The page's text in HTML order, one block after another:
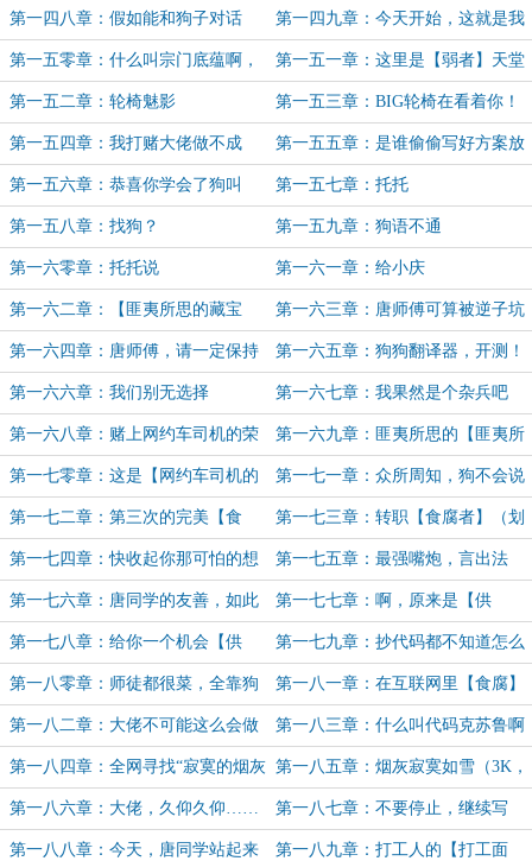
都是【弱者】
第一四八章：假如能和狗子对话 第一四九章：今天开始，这就是我
们宗门别院了！
第一五零章：什么叫宗门底蕴啊，
战术后仰！
第一五一章：这里是【弱者】天堂
吗？
第一五二章：轮椅魅影 第一五三章：BIG轮椅在看着你！
第一五四章：我打赌大佬做不成 第一五五章：是谁偷偷写好方案放
在我的桌面
第一五六章：恭喜你学会了狗叫 第一五七章：托托
第一五八章：找狗？ 第一五九章：狗语不通
第一六零章：托托说 第一六一章：给小庆
第一六二章：【匪夷所思的藏宝
术】（为StevenZ加更9/10）
第一六三章：唐师傅可算被逆子坑
死了
第一六四章：唐师傅，请一定保持
微笑
第一六五章：狗狗翻译器，开测！
（为StevenZ加更10/10）
第一六六章：我们别无选择 第一六七章：我果然是个杂兵吧
（求月票）
第一六八章：赌上网约车司机的荣
耀（为hallliana加更1/10）
第一六九章：匪夷所思的【匪夷所
思的藏宝术】
第一七零章：这是【网约车司机的
荣耀】
第一七一章：众所周知，狗不会说
话（为hallliana加更2/10）
第一七二章：第三次的完美【食
腐】！（4K）
第一七三章：转职【食腐者】（划
掉）【猎腐隐者】！
第一七四章：快收起你那可怕的想
法！（求月票）
第一七五章：最强嘴炮，言出法
随？【插刀术】×【弱点洞察】！
第一七六章：唐同学的友善，如此
可怕（为hallliana加更4/10）
第一七七章：啊，原来是【供
养】，不，【自欺】啊！
第一七八章：给你一个机会【供
养】我（感谢凌风碎的盟主）
第一七九章：抄代码都不知道怎么
抄（为hallliana加更5/10）
第一八零章：师徒都很菜，全靠狗
子带
第一八一章：在互联网里【食腐】
（4K，hallliana加更6/10）
第一八二章：大佬不可能这么会做
产品（3K）
第一八三章：什么叫代码克苏鲁啊
（3K，hallliana加更7/10）
第一八四章：全网寻找“寂寞的烟灰
缸”（3K)
第一八五章：烟灰寂寞如雪（3K，
hallliana加更8/10）
第一八六章：大佬，久仰久仰……
嗯？
第一八七章：不要停止，继续写
啊，老陈！
第一八八章：今天，唐同学站起来 第一八九章：打工人的【打工面